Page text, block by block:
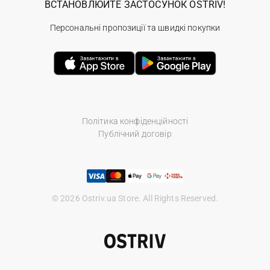
Політика конфіденційності
Публічний договір
© 2026 Ostriv.ua Store. All Rights Reserved.
ВСТАНОВЛЮЙТЕ ЗАСТОСУНОК OSTRIV!
Персональні пропозиції та швидкі покупки